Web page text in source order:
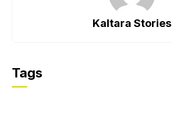
Kaltara Stories
Tags